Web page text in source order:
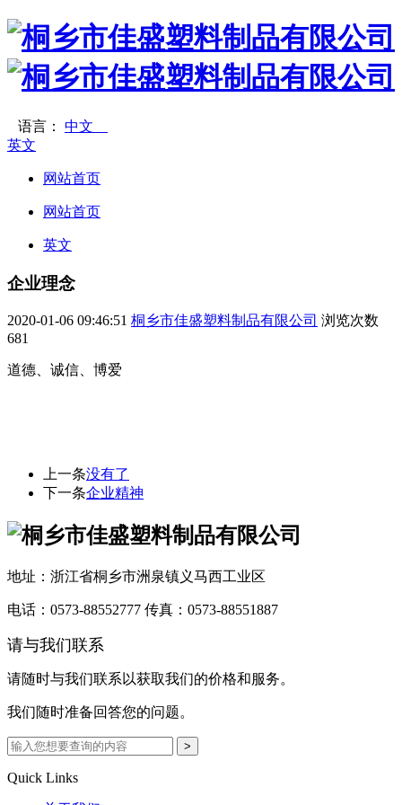
语言：
中文
英文
网站首页
网站首页
英文
企业理念
2020-01-06 09:46:51 桐乡市佳盛塑料制品有限公司 浏览次数
681
道德、诚信、博爱
上一条没有了
下一条企业精神
地址：浙江省桐乡市洲泉镇义马西工业区
电话：0573-88552777 传真：0573-88551887
请与我们联系
请随时与我们联系以获取我们的价格和服务。
我们随时准备回答您的问题。
Quick Links